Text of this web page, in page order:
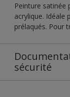
Peinture satinée
acrylique. Idéale
prélaqués. Pour
sécurité